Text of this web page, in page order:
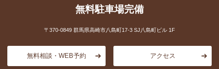
無料駐車場完備
〒370-0849 群馬県高崎市八島町17-3 SJ八島町ビル 1F
無料相談・WEB予約 アクセス